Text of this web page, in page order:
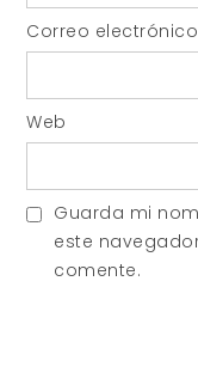
Correo electrónico
Web
Guarda mi
este
comente.